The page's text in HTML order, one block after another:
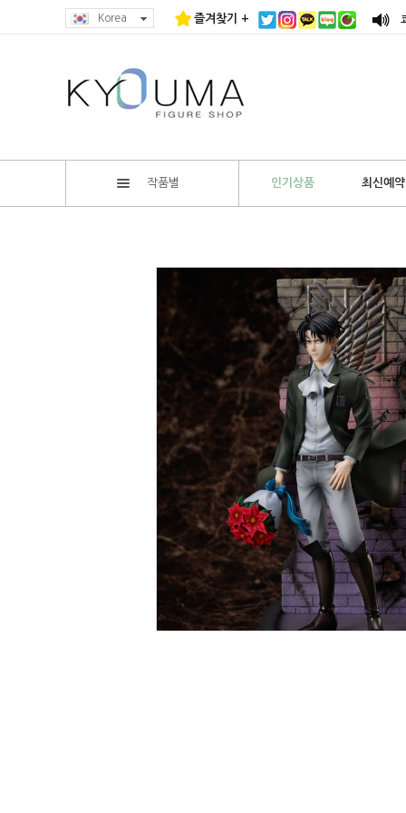
Korea 즐겨찾기 +
작품별 인기상품 최신예약